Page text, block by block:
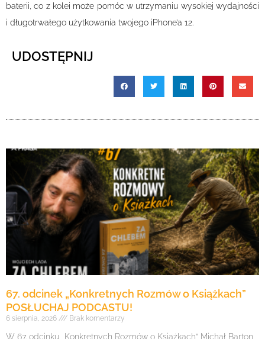
baterii, co z kolei może pomóc w utrzymaniu wysokiej wydajności
i długotrwałego użytkowania twojego iPhone’a 12.
UDOSTĘPNIJ
67. odcinek „Konkretnych Rozmów o Książkach”
POSŁUCHAJ PODCASTU!
6 sierpnia, 2026 Brak komentarzy
W 67. odcinku „Konkretnych Rozmów o Książkach” Michał Barton